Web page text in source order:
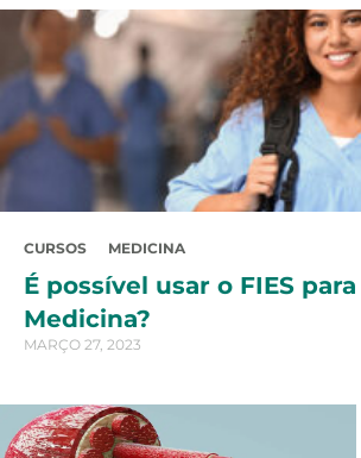
CURSOS MEDICINA
É possível usar o FIES
Medicina?
MARÇO 27, 2023